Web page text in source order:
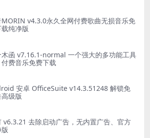
MORIN v4.3.0永久全网付费歌曲无损音乐免
纯净版
木函 v7.16.1-normal 一个强大的多功能工具
费音乐免费下载
安卓 OfficeSuite v14.3.51248 解锁免
级版
v6.3.21 去除启动广告，无内置广告、官方